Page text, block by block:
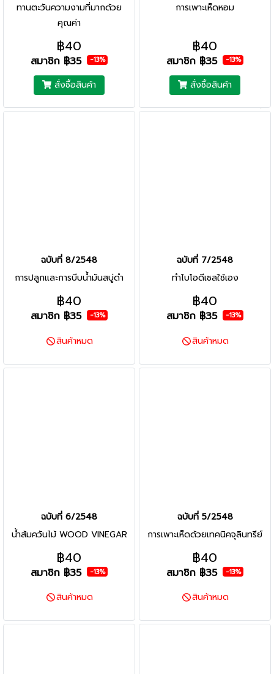
ทานตะวันความงามที่มากด้วย
คุณค่า
฿40
สมาชิก ฿35 -13%
สั่งซื้อสินค้า
การเพาะเห็ดหอม
฿40
สมาชิก ฿35 -13%
สั่งซื้อสินค้า
ฉบับที่ 8/2548
การปลูกและการบีบน้ำมันสบู่ดำ
฿40
สมาชิก ฿35 -13%
สินค้าหมด
ฉบับที่ 7/2548
ทำไบโอดีเซลใช้เอง
฿40
สมาชิก ฿35 -13%
สินค้าหมด
ฉบับที่ 6/2548
น้ำส้มควันไม้ WOOD VINEGAR
฿40
สมาชิก ฿35 -13%
สินค้าหมด
ฉบับที่ 5/2548
การเพาะเห็ดด้วยเทคนิคจุลินทรีย์
฿40
สมาชิก ฿35 -13%
สินค้าหมด